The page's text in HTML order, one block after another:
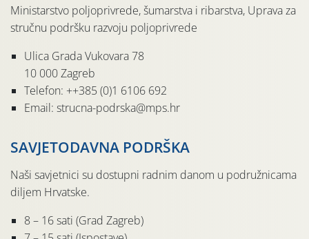
Ministarstvo poljoprivrede, šumarstva i ribarstva, Uprava za
stručnu podršku razvoju poljoprivrede
Ulica Grada Vukovara 78
10 000 Zagreb
Telefon: ++385 (0)1 6106 692
Email: strucna-podrska@mps.hr
SAVJETODAVNA PODRŠKA
Naši savjetnici su dostupni radnim danom u podružnicama
diljem Hrvatske.
8 – 16 sati (Grad Zagreb)